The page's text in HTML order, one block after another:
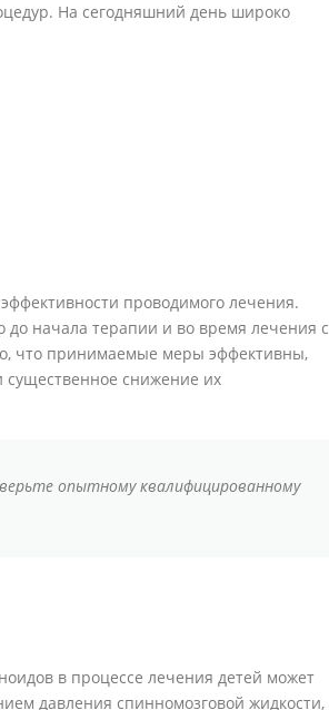
На сегодняшний день широко
проводимого лечения.
до начала терапии и во время лечения с
что принимаемые меры эффективны,
существенное снижение их
опытному квалифицированному
в процессе лечения детей может
давления спинномозговой жидкости,